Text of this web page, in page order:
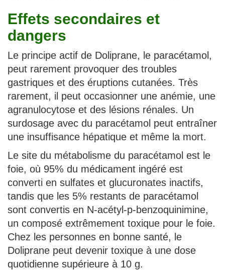
Effets secondaires et
dangers
Le principe actif de Doliprane, le paracétamol,
peut rarement provoquer des troubles
gastriques et des éruptions cutanées. Très
rarement, il peut occasionner une anémie, une
agranulocytose et des lésions rénales. Un
surdosage avec du paracétamol peut entraîner
une insuffisance hépatique et même la mort.
Le site du métabolisme du paracétamol est le
foie, où 95% du médicament ingéré est
converti en sulfates et glucuronates inactifs,
tandis que les 5% restants de paracétamol
sont convertis en N-acétyl-p-benzoquinimine,
un composé extrêmement toxique pour le foie.
Chez les personnes en bonne santé, le
Doliprane peut devenir toxique à une dose
quotidienne supérieure à 10 g.